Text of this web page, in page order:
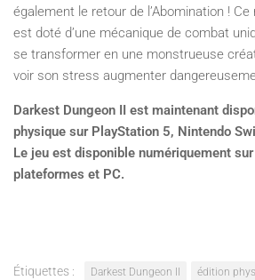
également le retour de l’Abomination !
est doté d’une mécanique de combat
se transformer en une monstrueuse
voir son stress augmenter
Darkest Dungeon II est maintenant
physique sur PlayStation 5, Nintendo
Le jeu est disponible numériquement
plateformes et PC.
Étiquettes : Darkest Dungeon II
édition